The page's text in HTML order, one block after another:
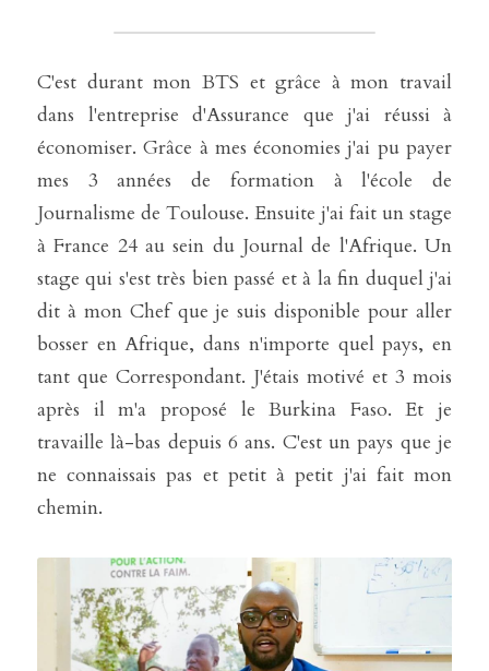
C'est durant mon BTS et grâce à mon travail
dans l'entreprise d'Assurance que j'ai réussi à
économiser. Grâce à mes économies j'ai pu payer
mes 3 années de formation à l'école de
Journalisme de Toulouse. Ensuite j'ai fait un stage
à France 24 au sein du Journal de l'Afrique. Un
stage qui s'est très bien passé et à la fin duquel j'ai
dit à mon Chef que je suis disponible pour aller
bosser en Afrique, dans n'importe quel pays, en
tant que Correspondant. J'étais motivé et 3 mois
après il m'a proposé le Burkina Faso. Et je
travaille là-bas depuis 6 ans. C'est un pays que je
ne connaissais pas et petit à petit j'ai fait mon
chemin.